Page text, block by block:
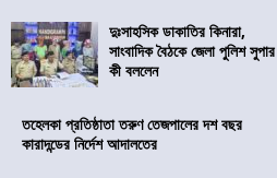
দুঃসাহসিক ডাকাতির কিনারা,
সাংবাদিক বৈঠকে জেলা পুলিশ সুপার
কী বললেন
তহেলকা প্রতিষ্ঠাতা তরুণ তেজপালের দশ বছর
কারাদন্ডের নির্দেশ আদালতের